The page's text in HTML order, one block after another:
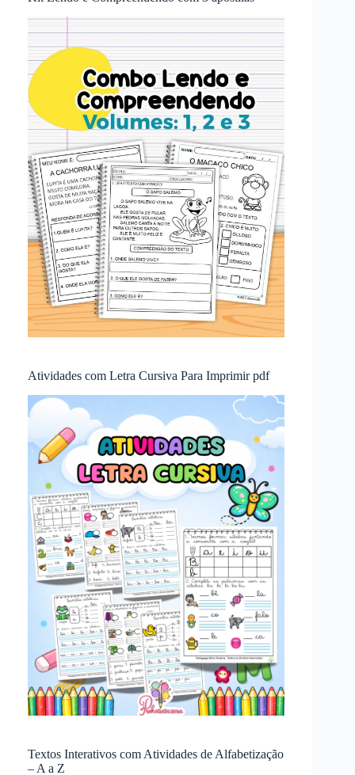
Atividades com Letra Cursiva Para Imprimir pdf
Textos Interativos com Atividades de Alfabetização
– A a Z